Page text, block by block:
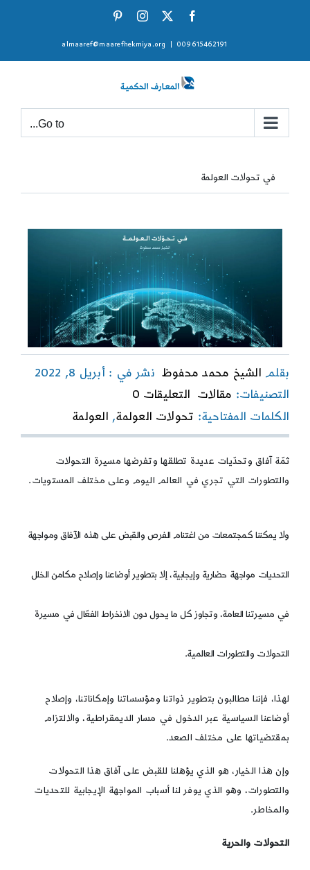
Facebook
X
Instagram
009615462191
almaaref@maarefhekmiya.org
Go to...
في تحولات العولمة
بقلم الشيخ محمد محفوظ نشر في : أبريل 8, 2022
التصنيفات: مقالات التعليقات 0
تحولات
العولمة
الكلمات المفتاحية: تحولات العولمة, العولمة
ثمّة آفاق وتحدّيات عديدة تطلقها وتفرضها مسيرة التحولات
والتطورات التي تجري في العالم اليوم وعلى مختلف المستويات.
ولا يمكننا كمجتمعات من اغتنام الفرص والقبض على هذه الآفاق ومواجهة
التحديات مواجهة حضارية وإيجابية، إلا بتطوير أوضاعنا وإصلاح مكامن الخلل
في مسيرتنا العامة، وتجاوز كل ما يحول دون الانخراط الفعّال في مسيرة
التحولات والتطورات العالمية.
لهذا، فإننا مطالبون بتطوير ذواتنا ومؤسساتنا وإمكاناتنا، وإصلاح
أوضاعنا السياسية عبر الدخول في مسار الديمقراطية، والالتزام
بمقتضياتها على مختلف الصعد.
وإن هذا الخيار، هو الذي يؤهلنا للقبض على آفاق هذا التحولات
والتطورات، وهو الذي يوفر لنا أسباب المواجهة الإيجابية للتحديات
والمخاطر.
التحولات والحرية